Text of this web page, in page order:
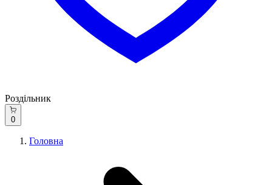
Роздільник
0
Головна